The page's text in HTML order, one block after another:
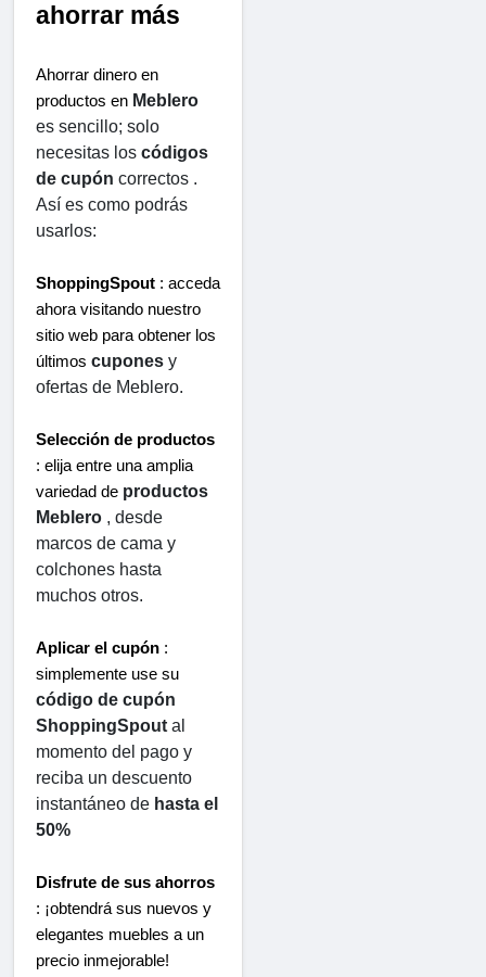
ahorrar más
Ahorrar dinero en
productos en Meblero
es sencillo; solo
necesitas los códigos
de cupón correctos .
Así es como podrás
usarlos:
ShoppingSpout : acceda
ahora visitando nuestro
sitio web para obtener los
últimos cupones y
ofertas de Meblero.
Selección de productos
: elija entre una amplia
variedad de productos
Meblero , desde
marcos de cama y
colchones hasta
muchos otros.
Aplicar el cupón :
código de cupón
ShoppingSpout al
momento del pago y
reciba un descuento
instantáneo de hasta el
50%
Disfrute de sus ahorros
: ¡obtendrá sus nuevos y
elegantes muebles a un
precio inmejorable!